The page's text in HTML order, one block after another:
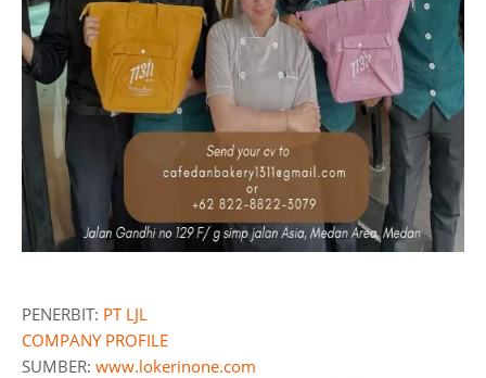
PENERBIT: PT LJL
COMPANY PROFILE
SUMBER: www.lokerinone.com